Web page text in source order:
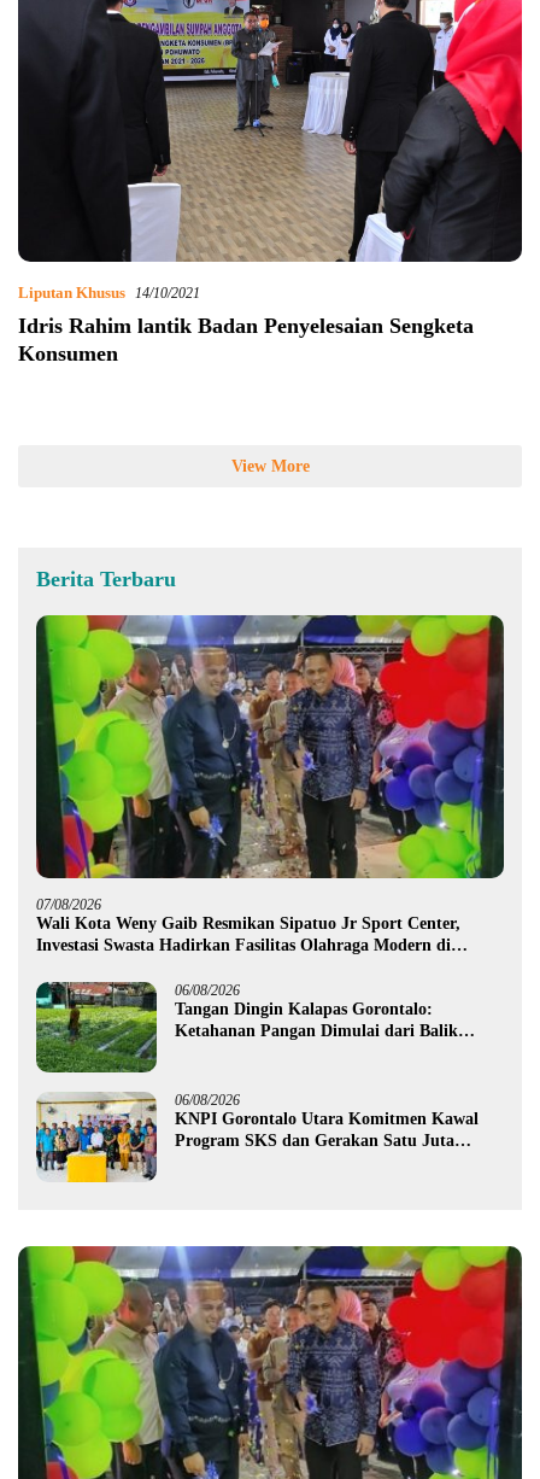
Liputan Khusus 14/10/2021
Idris Rahim lantik Badan Penyelesaian Sengketa
Konsumen
View More
Berita Terbaru
07/08/2026
Wali Kota Weny Gaib Resmikan Sipatuo Jr Sport Center,
Investasi Swasta Hadirkan Fasilitas Olahraga Modern di
06/08/2026
Tangan Dingin Kalapas Gorontalo:
Ketahanan Pangan Dimulai dari Balik
06/08/2026
KNPI Gorontalo Utara Komitmen Kawal
Program SKS dan Gerakan Satu Juta